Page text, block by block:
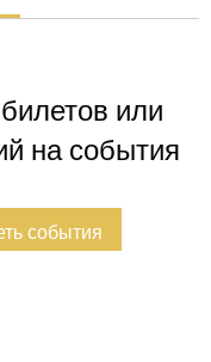
или
на события
события